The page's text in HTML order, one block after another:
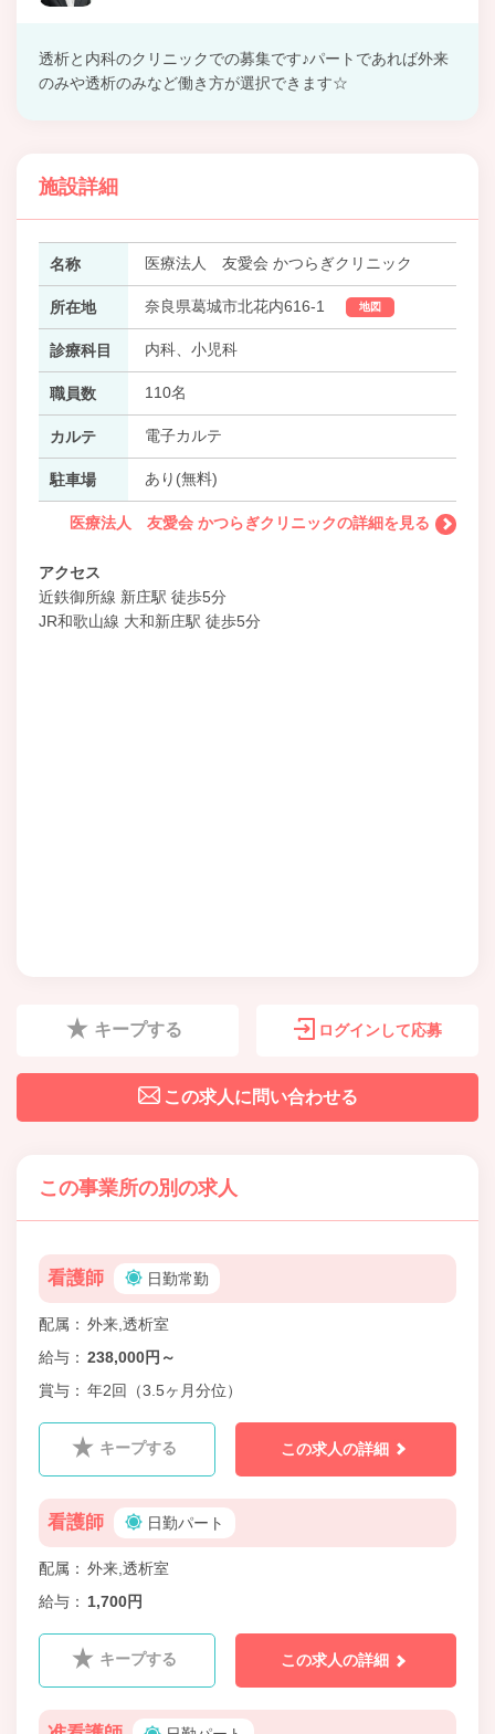
透析と内科のクリニックでの募集です♪パートであれば外来
のみや透析のみなど働き方が選択できます☆
施設詳細
名称 医療法人 友愛会 かつらぎクリニック
所在地 奈良県葛城市北花内616-1 地図
診療科目 内科、小児科
職員数 110名
カルテ 電子カルテ
駐車場 あり(無料)
医療法人 友愛会 かつらぎクリニックの詳細を見る
アクセス
近鉄御所線 新庄駅 徒歩5分
JR和歌山線 大和新庄駅 徒歩5分
キープする ログインして応募
この求人に問い合わせる
この事業所の別の求人
看護師 日勤常勤
配属
外来,透析室
給与
238,000円～
賞与
年2回（3.5ヶ月分位）
キープする この求人の詳細
看護師 日勤パート
配属
外来,透析室
給与
1,700円
キープする この求人の詳細